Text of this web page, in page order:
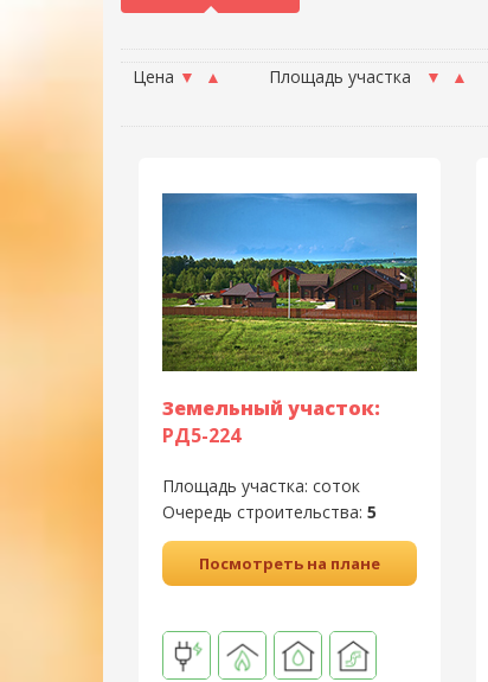
Цена ▲
▼ Площадь участка ▲
▼
Земельный участок:
РД5-224
Площадь участка: соток
Очередь строительства: 5
Посмотреть на плане